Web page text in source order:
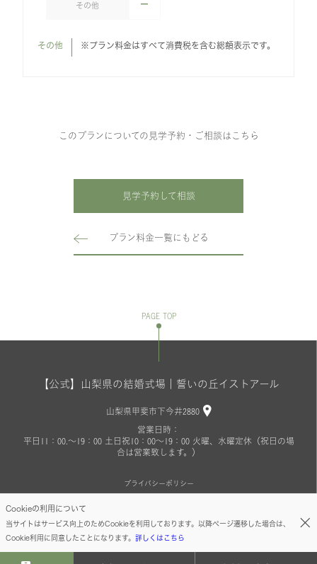
その他
その他 ※プラン料金はすべて消費税を含む総額表示です。
このプランについての見学予約・ご相談はこちら
見学予約して相談
プラン料金一覧にもどる
Cookieの利用について
当サイトはサービス向上のためCookieを利用しております。以降ページ遷移した場合は、
Cookie利用に同意したことになります。 詳しくはこちら
PAGE TOP
【公式】山梨県の結婚式場｜誓いの丘イストアール
山梨県甲斐市下今井2880
営業日時：
平日11：00.～19：00 土日祝10：00～19：00 火曜、水曜定休（祝日の場
合は営業致します。）
プライバシーポリシー